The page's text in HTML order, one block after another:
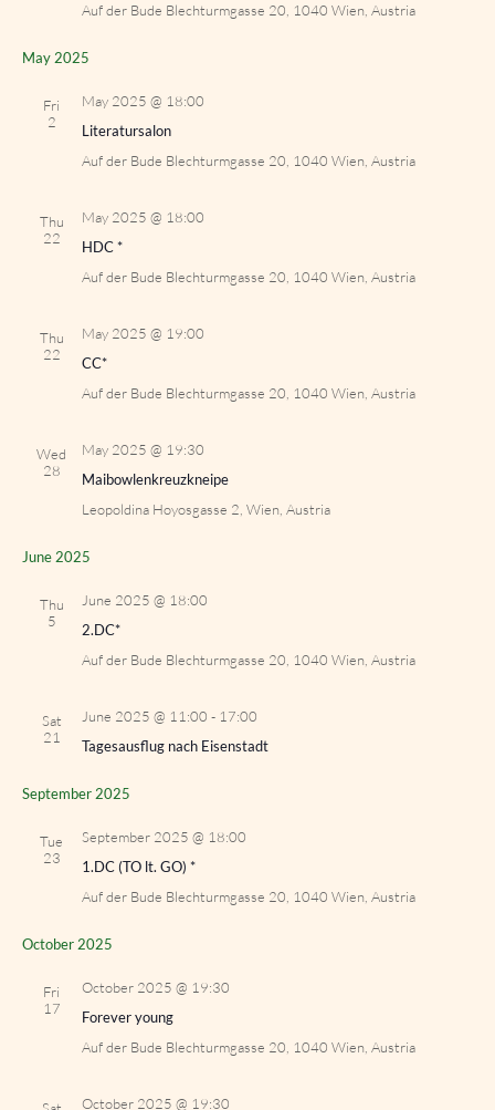
Auf der Bude Blechturmgasse 20, 1040 Wien, Austria
May 2025
Fri
2
May 2025 @ 18:00
Literatursalon
Auf der Bude Blechturmgasse 20, 1040 Wien, Austria
Thu
22
May 2025 @ 18:00
HDC *
Auf der Bude Blechturmgasse 20, 1040 Wien, Austria
Thu
22
May 2025 @ 19:00
CC*
Auf der Bude Blechturmgasse 20, 1040 Wien, Austria
Wed
28
May 2025 @ 19:30
Maibowlenkreuzkneipe
Leopoldina Hoyosgasse 2, Wien, Austria
June 2025
Thu
5
June 2025 @ 18:00
2.DC*
Auf der Bude Blechturmgasse 20, 1040 Wien, Austria
Sat
21
June 2025 @ 11:00 - 17:00
Tagesausflug nach Eisenstadt
September 2025
Tue
23
September 2025 @ 18:00
1.DC (TO lt. GO) *
Auf der Bude Blechturmgasse 20, 1040 Wien, Austria
October 2025
Fri
17
October 2025 @ 19:30
Forever young
Auf der Bude Blechturmgasse 20, 1040 Wien, Austria
October 2025 @ 19:30